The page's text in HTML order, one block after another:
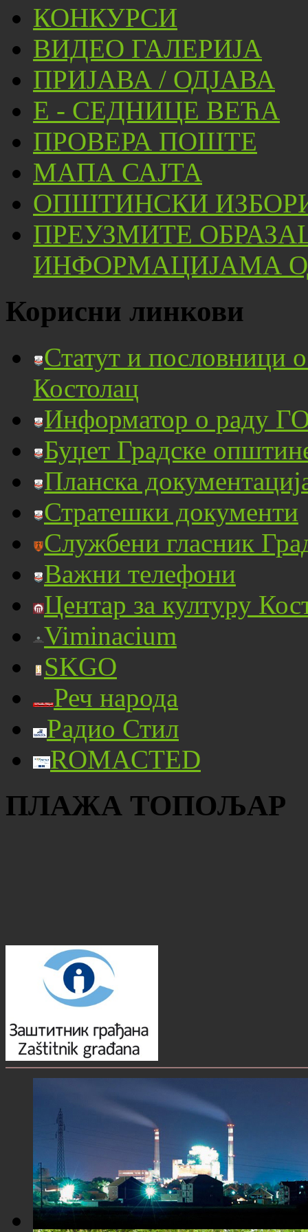
КОНКУРСИ
ВИДЕО ГАЛЕРИЈА
ПРИЈАВА / ОДЈАВА
Е - СЕДНИЦЕ ВЕЋА
ПРОВЕРА ПОШТЕ
МАПА САЈТА
ОПШТИНСКИ
ПРЕУЗМИТЕ
ИНФОРМАЦИЈАМА
Корисни линкови
Статут и пословници
Костолац
Информатор о раду
Буџет Градске
Планска
Стратешки документи
Службени гласник
Важни телефони
Центар за културу
Viminacium
SKGO
Реч народа
Радио Стил
ROMACTED
ПЛАЖА ТОПОЉАР